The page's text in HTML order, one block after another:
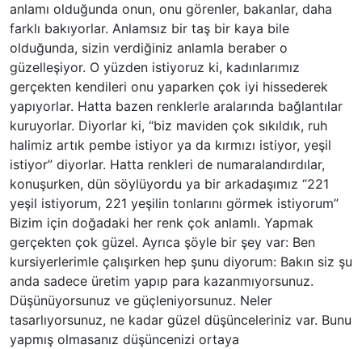
anlamı olduğunda onun, onu görenler, bakanlar, daha
farklı bakıyorlar. Anlamsız bir taş bir kaya bile
olduğunda, sizin verdiğiniz anlamla beraber o
güzelleşiyor. O yüzden istiyoruz ki, kadınlarımız
gerçekten kendileri onu yaparken çok iyi hissederek
yapıyorlar. Hatta bazen renklerle aralarında bağlantılar
kuruyorlar. Diyorlar ki, “biz maviden çok sıkıldık, ruh
halimiz artık pembe istiyor ya da kırmızı istiyor, yeşil
istiyor” diyorlar. Hatta renkleri de numaralandırdılar,
konuşurken, dün söylüyordu ya bir arkadaşımız “221
yeşil istiyorum, 221 yeşilin tonlarını görmek istiyorum”
Bizim için doğadaki her renk çok anlamlı. Yapmak
gerçekten çok güzel. Ayrıca şöyle bir şey var: Ben
kursiyerlerimle çalışırken hep şunu diyorum: Bakın siz şu
anda sadece üretim yapıp para kazanmıyorsunuz.
Düşünüyorsunuz ve güçleniyorsunuz. Neler
tasarlıyorsunuz, ne kadar güzel düşünceleriniz var. Bunu
yapmış olmasanız düşüncenizi ortaya